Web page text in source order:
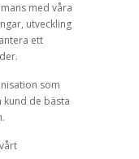
med våra
utveckling
ett
som
de bästa